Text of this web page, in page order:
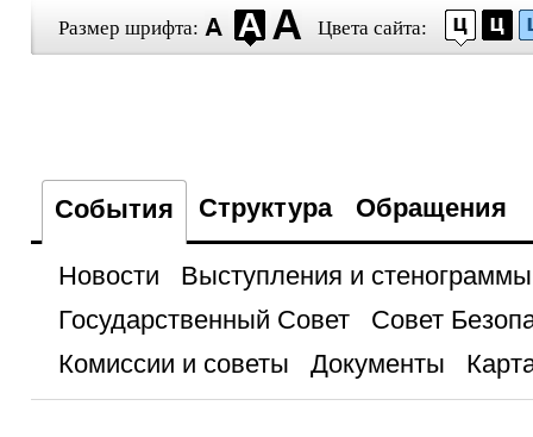
Размер шрифта: Цвета сайта:
События Структура Обращения
Новости
Выступления и стенограммы
Государственный Совет
Совет
Комиссии и советы
Документы